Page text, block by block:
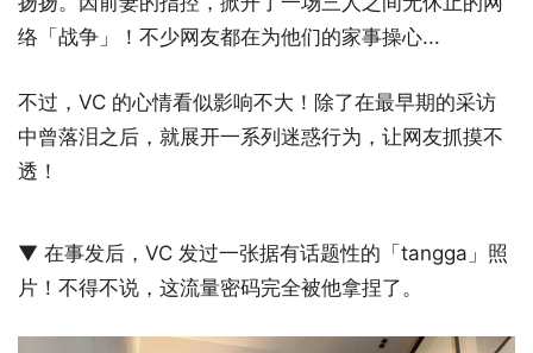
络「战争」！不少网友都在为他们的家事操心...
不过，VC 的心情看似影响不大！除了在最早期的采访
中曾落泪之后，就展开一系列迷惑行为，让网友抓摸不
透！
▼ 在事发后，VC 发过一张据有话题性的「tangga」照
片！不得不说，这流量密码完全被他拿捏了。